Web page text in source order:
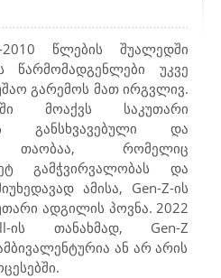
წლების შუალედში
წარმომადგენლები უკვე
გარემოს მათ ირგვლივ.
მოაქვს საკუთარი
განსხვავებული და
თაობაა, რომელიც
გამჭვირვალობას და
ამისა, Gen-Z-ის
ადგილის პოვნა. 2022
-ის თანახმად, Gen-Z
ან არ არის